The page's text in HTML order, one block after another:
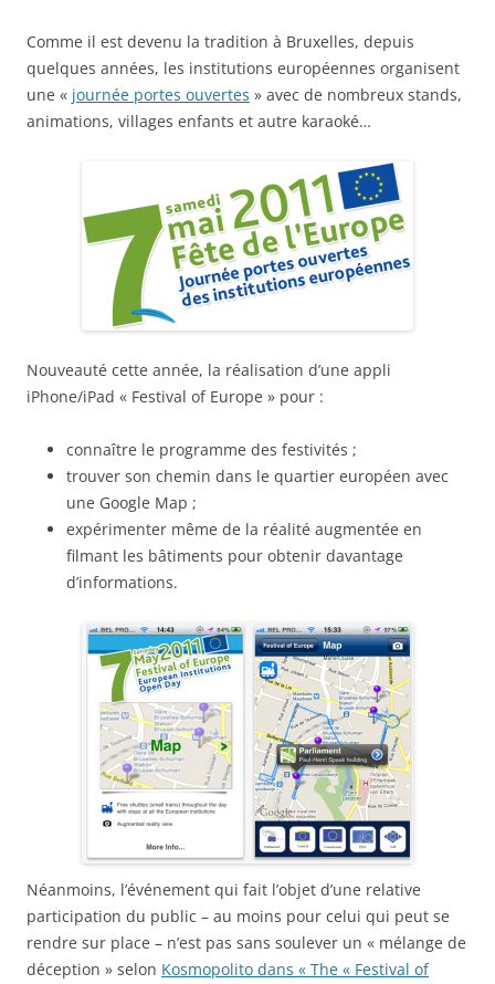
Comme il est devenu la tradition à Bruxelles, depuis
quelques années, les institutions européennes organisent
une « journée portes ouvertes » avec de nombreux stands,
animations, villages enfants et autre karaoké…
Nouveauté cette année, la réalisation d’une appli
iPhone/iPad « Festival of Europe » pour :
connaître le programme des festivités ;
trouver son chemin dans le quartier européen avec
une Google Map ;
expérimenter même de la réalité augmentée en
filmant les bâtiments pour obtenir davantage
d’informations.
Néanmoins, l’événement qui fait l’objet d’une relative
participation du public – au moins pour celui qui peut se
rendre sur place – n’est pas sans soulever un « mélange de
déception » selon Kosmopolito dans « The « Festival of